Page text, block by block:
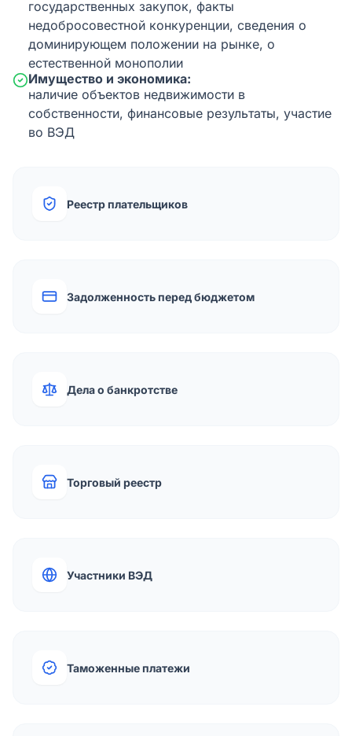
государственных закупок, факты
недобросовестной конкуренции, сведения о
доминирующем положении на рынке, о
естественной монополии
Имущество и экономика:
наличие объектов недвижимости в
собственности, финансовые результаты, участие
во ВЭД
Реестр плательщиков
Задолженность перед бюджетом
Дела о банкротстве
Торговый реестр
Участники ВЭД
Таможенные платежи